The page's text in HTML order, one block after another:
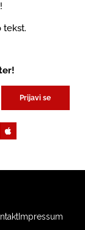
tekst.
Prijavi se
Impressum